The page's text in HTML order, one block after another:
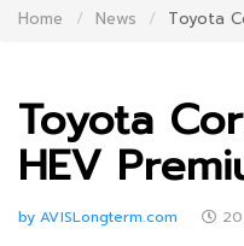
CONTACT
ABOUT
US
NEWS
Home News Toyota
Toyota
HEV
by AVISLongterm.com